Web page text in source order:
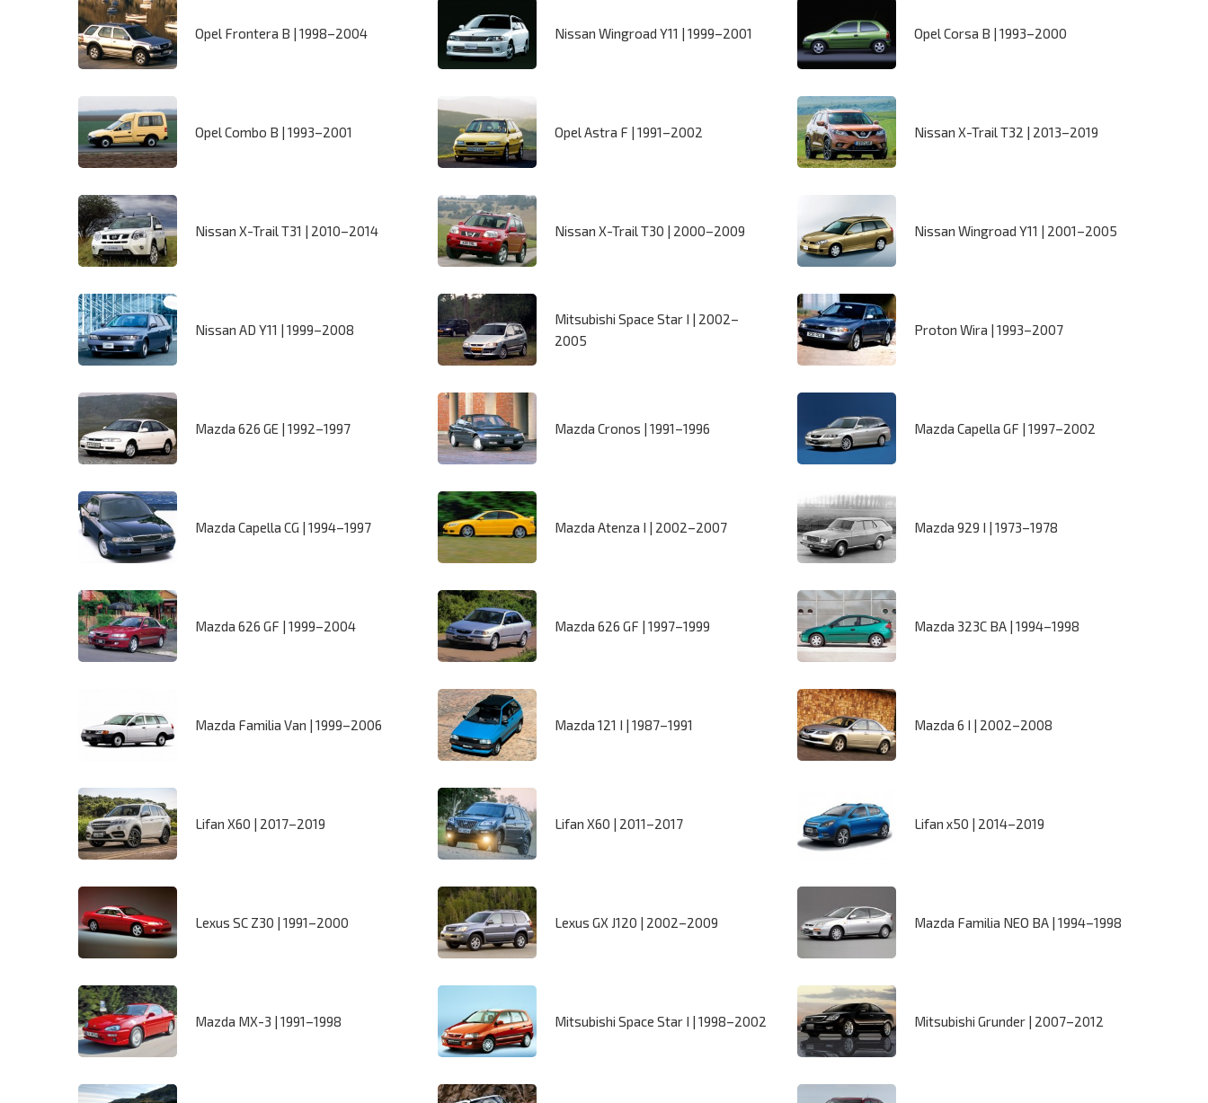
Opel Frontera B | 1998–2004 Nissan Wingroad Y11 | 1999–2001 Opel Corsa B | 1993–2000
Opel Combo B | 1993–2001 Opel Astra F | 1991–2002 Nissan X-Trail T32 | 2013–2019
Nissan X-Trail T31 | 2010–2014 Nissan X-Trail T30 | 2000–2009 Nissan Wingroad Y11 | 2001–2005
Nissan AD Y11 | 1999–2008
Mitsubishi Space Star I | 2002–
2005
Proton Wira | 1993–2007
Mazda 626 GE | 1992–1997 Mazda Cronos | 1991–1996 Mazda Capella GF | 1997–2002
Mazda Capella CG | 1994–1997 Mazda Atenza I | 2002–2007 Mazda 929 I | 1973–1978
Mazda 626 GF | 1999–2004 Mazda 626 GF | 1997–1999 Mazda 323C BA | 1994–1998
Mazda Familia Van | 1999–2006 Mazda 121 I | 1987–1991 Mazda 6 I | 2002–2008
Lifan X60 | 2017–2019 Lifan X60 | 2011–2017 Lifan x50 | 2014–2019
Lexus SC Z30 | 1991–2000 Lexus GX J120 | 2002–2009 Mazda Familia NEO BA | 1994–1998
Mazda MX-3 | 1991–1998 Mitsubishi Space Star I | 1998–2002 Mitsubishi Grunder | 2007–2012